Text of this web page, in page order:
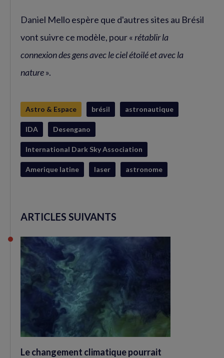
Daniel Mello espère que d'autres sites au Brésil
vont suivre ce modèle, pour « rétablir la
connexion des gens avec le ciel étoilé et avec la
nature».
Astro & Espace brésil astronautique
IDA Desengano
International Dark Sky Association
Amerique latine laser astronome
ARTICLES SUIVANTS
Le changement climatique pourrait